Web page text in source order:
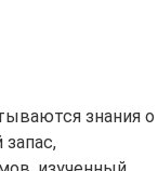
знания о
запас,